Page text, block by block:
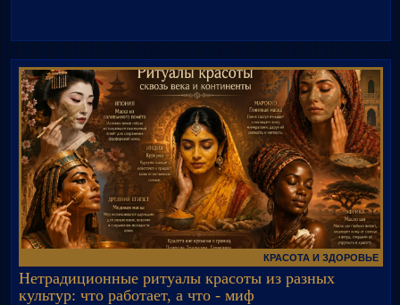
КРАСОТА И ЗДОРОВЬЕ
Нетрадиционные ритуалы красоты из разных
культур: что работает, а что - миф